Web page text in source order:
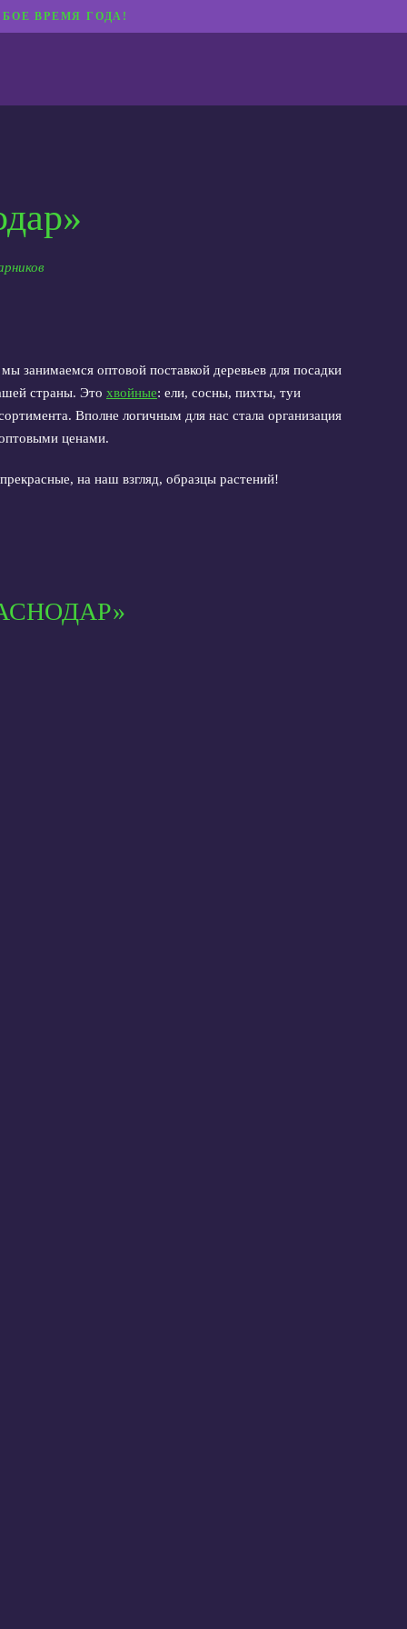
ВРЕМЯ ГОДА!
занимаемся оптовой поставкой деревьев для посадки
страны. Это хвойные: ели, сосны, пихты, туи
Вполне логичным для нас стала организация
ценами.
на наш взгляд, образцы растений!